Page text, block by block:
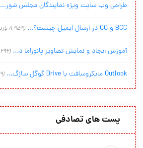
طراحی وب سایت ویژه نمایندگان مجلس شور...
BCC و CC در ارسال ایمیل چیست؟... (8,959 بازدید)
آموزش ایجاد و نمایش تصاویر پانوراما د... (8,292 بازدید)
Outlook مایکروسافت با Drive گوگل سازگ... (7,259 بازدید)
پست های تصادفی